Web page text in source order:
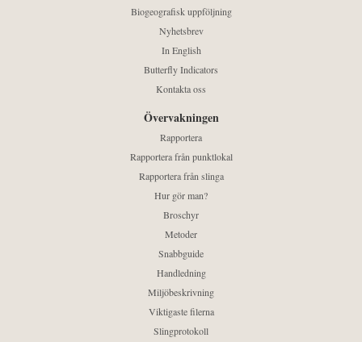
Biogeografisk uppföljning
Nyhetsbrev
In English
Butterfly Indicators
Kontakta oss
Övervakningen
Rapportera
Rapportera från punktlokal
Rapportera från slinga
Hur gör man?
Broschyr
Metoder
Snabbguide
Handledning
Miljöbeskrivning
Viktigaste filerna
Slingprotokoll